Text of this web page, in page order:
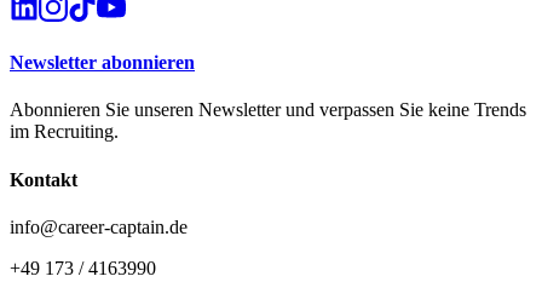
Newsletter abonnieren
Abonnieren Sie unseren Newsletter und verpassen Sie keine Trends
im Recruiting.
Kontakt
info@career-captain.de
+49 173 / 4163990